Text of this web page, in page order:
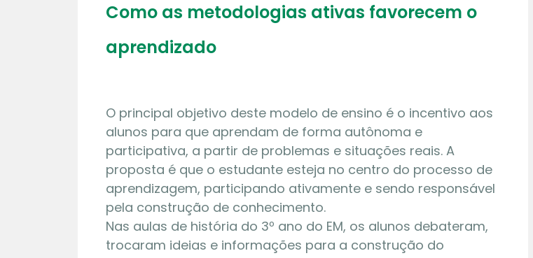
Como as metodologias ativas favorecem o
aprendizado
O principal objetivo deste modelo de ensino é o incentivo aos
alunos para que aprendam de forma autônoma e
participativa, a partir de problemas e situações reais. A
proposta é que o estudante esteja no centro do processo de
aprendizagem, participando ativamente e sendo responsável
pela construção de conhecimento.
Nas aulas de história do 3º ano do EM, os alunos debateram,
trocaram ideias e informações para a construção do